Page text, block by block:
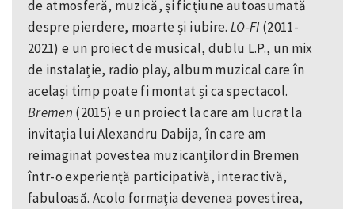
de atmosferă, muzică, și ficțiune autoasumată
despre pierdere, moarte și iubire. LO-FI (2011-
2021) e un proiect de musical, dublu L.P., un mix
de instalație, radio play, album muzical care în
același timp poate fi montat și ca spectacol.
Bremen (2015) e un proiect la care am lucrat la
invitația lui Alexandru Dabija, în care am
reimaginat povestea muzicanților din Bremen
într-o experiență participativă, interactivă,
fabuloasă. Acolo formația devenea povestirea,